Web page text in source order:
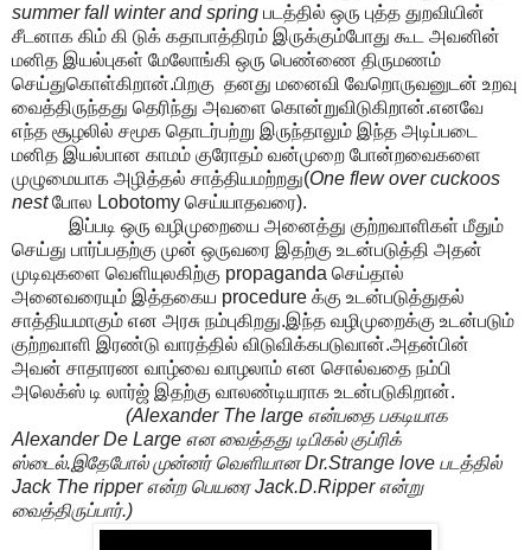
summer fall winter and spring படத்தில் ஒரு புத்த துறவியின்
சீடனாக கிம் கி டுக் கதாபாத்திரம் இருக்கும்போது கூட அவனின்
மனித இயல்புகள் மேலோங்கி ஒரு பெண்ணை திருமணம்
செய்துகொள்கிறான்.பிறகு தனது மனைவி வேறொருவனுடன் உறவு
வைத்திருந்தது தெரிந்து அவளை கொன்றுவிடுகிறான்.எனவே
எந்த சூழலில் சமூக தொடர்பற்று இருந்தாலும் இந்த அடிப்படை
மனித இயல்பான காமம் குரோதம் வன்முறை போன்றவைகளை
முழுமையாக அழித்தல் சாத்தியமற்றது(One flew over cuckoos
nestபோல Lobotomy செய்யாதவரை).
இப்படி ஒரு வழிமுறையை அனைத்து குற்றவாளிகள் மீதும்
செய்து பார்ப்பதற்கு முன் ஒருவரை இதற்கு உடன்படுத்தி அதன்
முடிவுகளை வெளியுலகிற்கு propaganda செய்தால்
அனைவரையும் இத்தகைய procedure க்கு உடன்படுத்துதல்
சாத்தியமாகும் என அரசு நம்புகிறது.இந்த வழிமுறைக்கு உடன்படும்
குற்றவாளி இரண்டு வாரத்தில் விடுவிக்கபடுவான்.அதன்பின்
அவன் சாதாரண வாழ்வை வாழலாம் என சொல்வதை நம்பி
அலெக்ஸ் டி லார்ஜ் இதற்கு வாலண்டியராக உடன்படுகிறான்.
(Alexander The large என்பதை பகடியாக
Alexander De Large என வைத்தது டிபிகல் குப்ரிக்
ஸ்டைல்.இதேபோல் முன்னர் வெளியான Dr.Strange love படத்தில்
Jack The ripper என்ற பெயரை Jack.D.Ripper என்று
வைத்திருப்பார்.)